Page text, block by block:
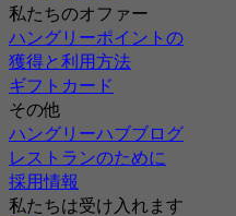
私たちのオファー
ハングリーポイントの
獲得と利用方法
ギフトカード
その他
ハングリーハブブログ
レストランのために
採用情報
私たちは受け入れます